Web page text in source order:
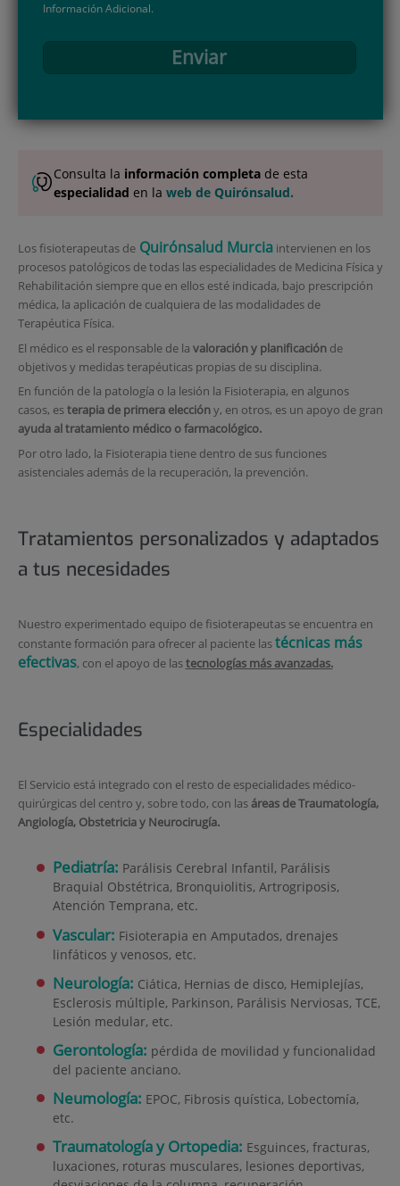
Información Adicional.
Enviar
Consulta la información completade esta
especialidad en la web de Quirónsalud.
Los fisioterapeutas deQuirónsalud Murciaintervienen en los
procesos patológicos de todas las especialidades de Medicina Física y
Rehabilitación siempre que en ellos esté indicada, bajo prescripción
médica, la aplicación de cualquiera de las modalidades de
Terapéutica Física.
El médico es el responsable de la valoración y planificaciónde
objetivos y medidas terapéuticas propias de su disciplina.
En función de la patología o la lesión la Fisioterapia, en algunos
casos, esterapia de primera eleccióny, en otros, es un apoyo de gran
ayuda al tratamiento médico o farmacológico.
Por otro lado, la Fisioterapia tiene dentro de sus funciones
asistenciales además de la recuperación, la prevención.
Tratamientos personalizados y adaptados
a tus necesidades
Nuestro experimentado equipo de fisioterapeutas se encuentra en
constante formación para ofrecer al paciente lastécnicas más
efectivas, con el apoyo de lastecnologías más avanzadas.
Especialidades
El Servicio está integrado con el resto de especialidades médico-
quirúrgicas del centro y, sobre todo, con lasáreas de Traumatología,
Angiología, Obstetricia y Neurocirugía.
Pediatría: Parálisis Cerebral Infantil, Parálisis
Braquial Obstétrica, Bronquiolitis, Artrogriposis,
Atención Temprana, etc.
Vascular: Fisioterapia en Amputados, drenajes
linfáticos y venosos, etc.
Neurología: Ciática, Hernias de disco, Hemiplejías,
Esclerosis múltiple, Parkinson, Parálisis Nerviosas, TCE,
Lesión medular, etc.
Gerontología: pérdida de movilidad y funcionalidad
del paciente anciano.
Neumología: EPOC, Fibrosis quística, Lobectomía,
etc.
Traumatología y Ortopedia: Esguinces, fracturas,
luxaciones, roturas musculares, lesiones deportivas,